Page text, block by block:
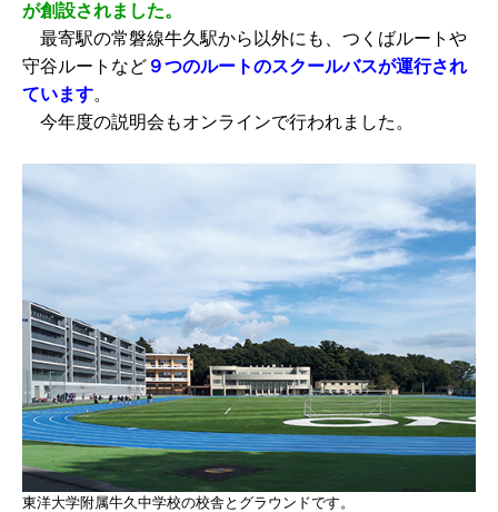
が創設されました。
最寄駅の常磐線牛久駅から以外にも、つくばルートや
守谷ルートなど ９つのルートのスクールバスが運行され
ています。
今年度の説明会もオンラインで行われました。
東洋大学附属牛久中学校の校舎とグラウンドです。